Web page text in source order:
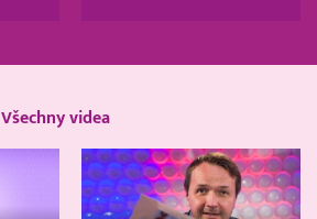
Všechny videa